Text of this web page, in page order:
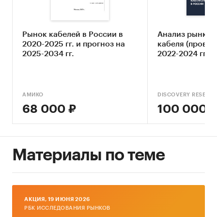
***** (Владивосток);
***** (Благовещенск).
Учитывая активное продвижение, широкую
представленность компании в *****, а также
Финансовые показатели проекта
Показатель Значение
Необходимые инвестиции
тыс.
руб.
IRR годовая
Рынок кабелей в России в
2020-2025 гг. и прогноз на
2025-2034 гг.
АМИКО
68 000 ₽
Анализ рынка
кабеля
2022-2024 гг.
DISCOVERY
100 000 ₽
Материалы по теме
AКЦИЯ, 19 ИЮНЯ 2026
РБК ИССЛЕДОВАНИЯ РЫНКОВ